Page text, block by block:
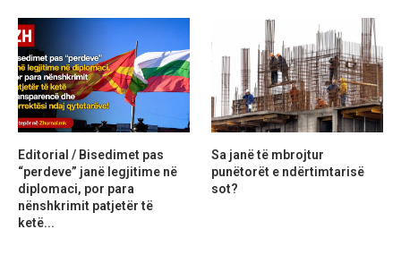
Editorial / Bisedimet pas
“perdeve” janë legjitime në
diplomaci, por para
nënshkrimit patjetër të
ketë...
Sa janë të mbrojtur
punëtorët e ndërtimtarisë
sot?